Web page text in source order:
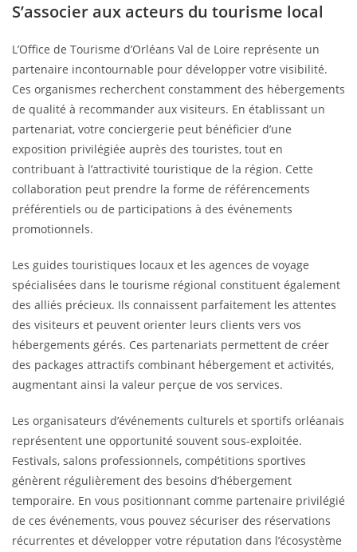
S’associer aux acteurs du tourisme local
L’Office de Tourisme d’Orléans Val de Loire représente un
partenaire incontournable pour développer votre visibilité.
Ces organismes recherchent constamment des hébergements
de qualité à recommander aux visiteurs. En établissant un
partenariat, votre conciergerie peut bénéficier d’une
exposition privilégiée auprès des touristes, tout en
contribuant à l’attractivité touristique de la région. Cette
collaboration peut prendre la forme de référencements
préférentiels ou de participations à des événements
promotionnels.
Les guides touristiques locaux et les agences de voyage
spécialisées dans le tourisme régional constituent également
des alliés précieux. Ils connaissent parfaitement les attentes
des visiteurs et peuvent orienter leurs clients vers vos
hébergements gérés. Ces partenariats permettent de créer
des packages attractifs combinant hébergement et activités,
augmentant ainsi la valeur perçue de vos services.
Les organisateurs d’événements culturels et sportifs orléanais
représentent une opportunité souvent sous-exploitée.
Festivals, salons professionnels, compétitions sportives
génèrent régulièrement des besoins d’hébergement
temporaire. En vous positionnant comme partenaire privilégié
de ces événements, vous pouvez sécuriser des réservations
récurrentes et développer votre réputation dans l’écosystème